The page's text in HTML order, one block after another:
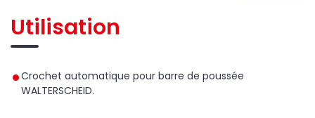
Utilisation
Crochet automatique pour barre de poussée
WALTERSCHEID.